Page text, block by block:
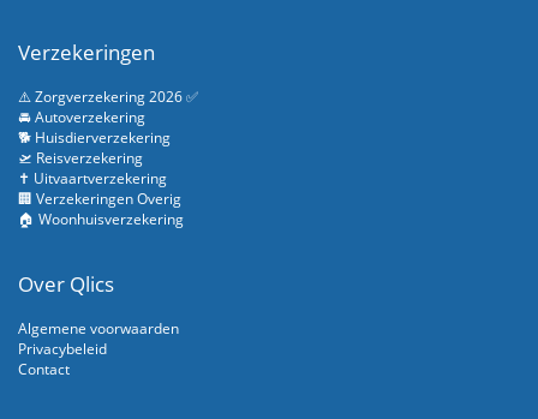
Verzekeringen
⚠️ Zorgverzekering 2026 ✅
🚘 Autoverzekering
🐕 Huisdierverzekering
🛫 Reisverzekering
✝️ Uitvaartverzekering
🏢 Verzekeringen Overig
🏠 Woonhuisverzekering
Over Qlics
Algemene voorwaarden
Privacybeleid
Contact